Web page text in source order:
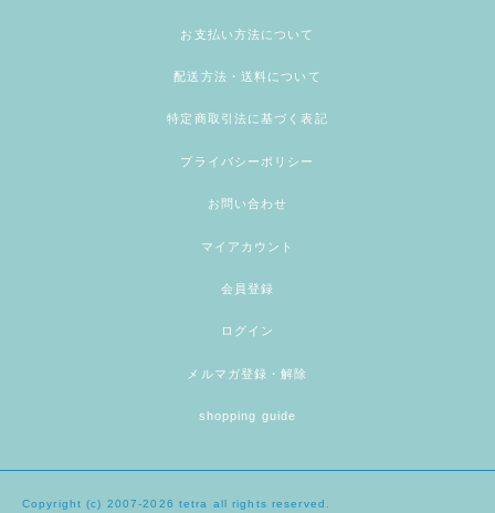
お支払い方法について
配送方法・送料について
特定商取引法に基づく表記
プライバシーポリシー
お問い合わせ
マイアカウント
会員登録
ログイン
メルマガ登録・解除
shopping guide
Copyright (c) 2007-2026 tetra all rights reserved.